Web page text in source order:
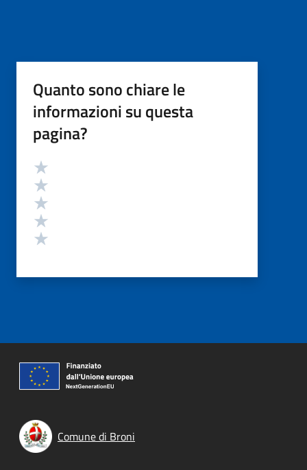
Quanto sono chiare le
informazioni su questa
pagina?
Valutazione
Comune di Broni